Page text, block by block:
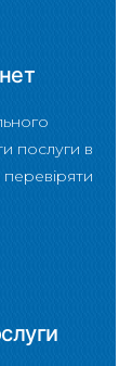
послуги в